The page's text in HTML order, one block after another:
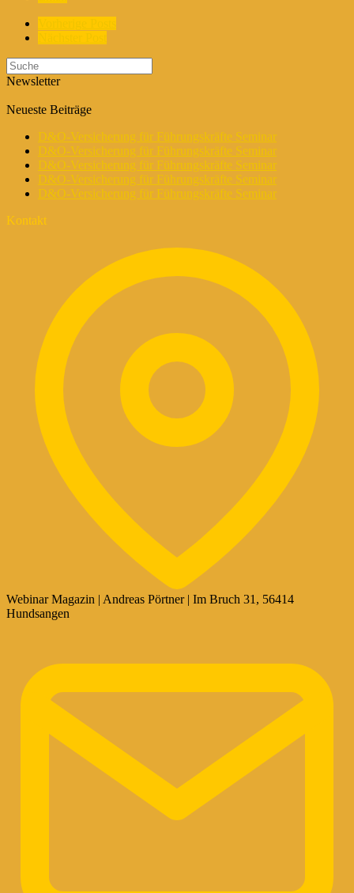
Newsletter
Neueste Beiträge
D&O-Versicherung für Führungskräfte Seminar
D&O-Versicherung für Führungskräfte Seminar
D&O-Versicherung für Führungskräfte Seminar
D&O-Versicherung für Führungskräfte Seminar
D&O-Versicherung für Führungskräfte Seminar
Kontakt
Webinar Magazin | Andreas Pörtner | Im Bruch 31, 56414
Hundsangen